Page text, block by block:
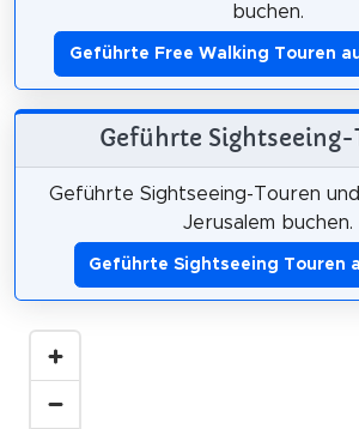
buchen.
Geführte Free Walking Touren
Geführte Sightseeing-
Geführte Sightseeing-Touren
Jerusalem buchen.
Geführte Sightseeing Touren